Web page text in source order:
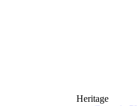
Heritage